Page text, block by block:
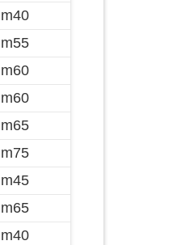
m40
m55
m60
m60
m65
m75
m45
m65
m40